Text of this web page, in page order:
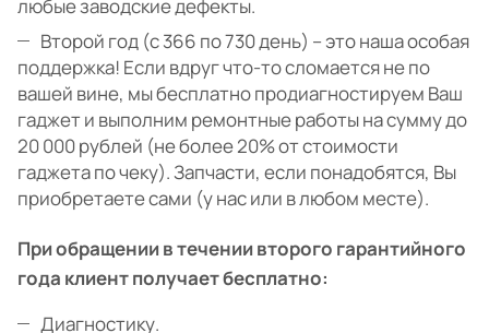
любые заводские дефекты.
Второй год (с 366 по 730 день) – это наша особая
поддержка! Если вдруг что-то сломается не по
вашей вине, мы бесплатно продиагностируем Ваш
гаджет и выполним ремонтные работы на сумму до
20 000 рублей (не более 20% от стоимости
гаджета по чеку). Запчасти, если понадобятся, Вы
приобретаете сами (у нас или в любом месте).
При обращении в течении второго гарантийного
года клиент получает бесплатно:
Диагностику.